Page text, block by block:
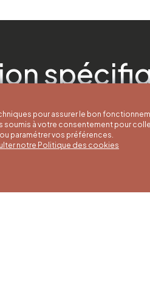
pour assurer le bon
soumis à votre consentement pour
paramétrer vos préférences.
notre Politique des cookies